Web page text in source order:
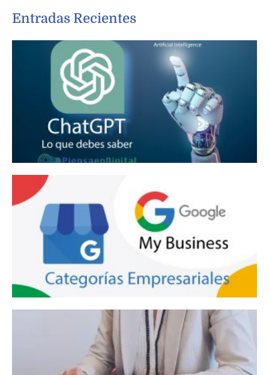
Entradas Recientes